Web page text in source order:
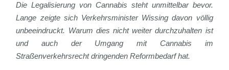
Die Legalisierung von Cannabis steht unmittelbar bevor.
Lange zeigte sich Verkehrsminister Wissing davon völlig
unbeeindruckt. Warum dies nicht weiter durchzuhalten ist
und auch der Umgang mit Cannabis im
Straßenverkehrsrecht dringenden Reformbedarf hat.